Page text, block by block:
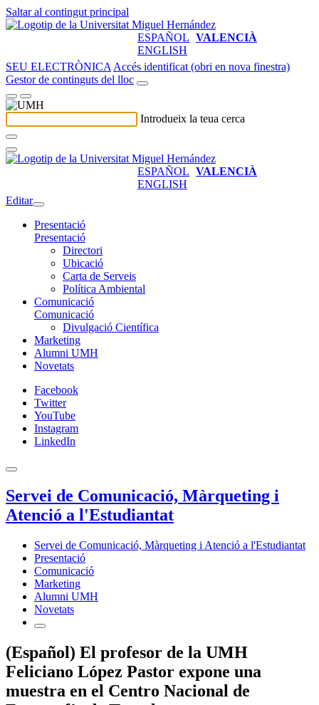
Saltar al contingut principal
ESPAÑOL VALENCIÀ
ENGLISH
SEU ELECTRÒNICA Accés identificat (obri en nova finestra)
Gestor de continguts del lloc
Introdueix la teua cerca
ESPAÑOL VALENCIÀ
ENGLISH
Editar
Presentació
Presentació
Directori
Ubicació
Carta de Serveis
Política Ambiental
Comunicació
Comunicació
Divulgació Científica
Marketing
Alumni UMH
Novetats
Facebook
Twitter
YouTube
Instagram
LinkedIn
Servei de Comunicació, Màrqueting i
Atenció a l'Estudiantat
Servei de Comunicació, Màrqueting i Atenció a l'Estudiantat
Presentació
Comunicació
Marketing
Alumni UMH
Novetats
(Español) El profesor de la UMH
Feliciano López Pastor expone una
muestra en el Centro Nacional de